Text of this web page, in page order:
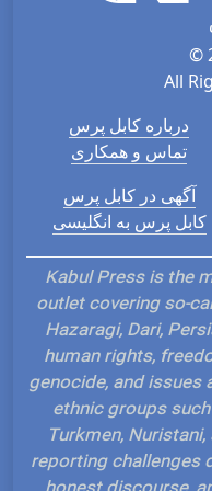
©
All
درباره کابل پرس
تماس و همکاری
آگهی در کابل پرس
کابل پرس به انگلیسی
Kabul Press is the
outlet covering so-
Hazaragi, Dari,
human rights,
genocide, and
ethnic groups
Turkmen,
reporting challenges